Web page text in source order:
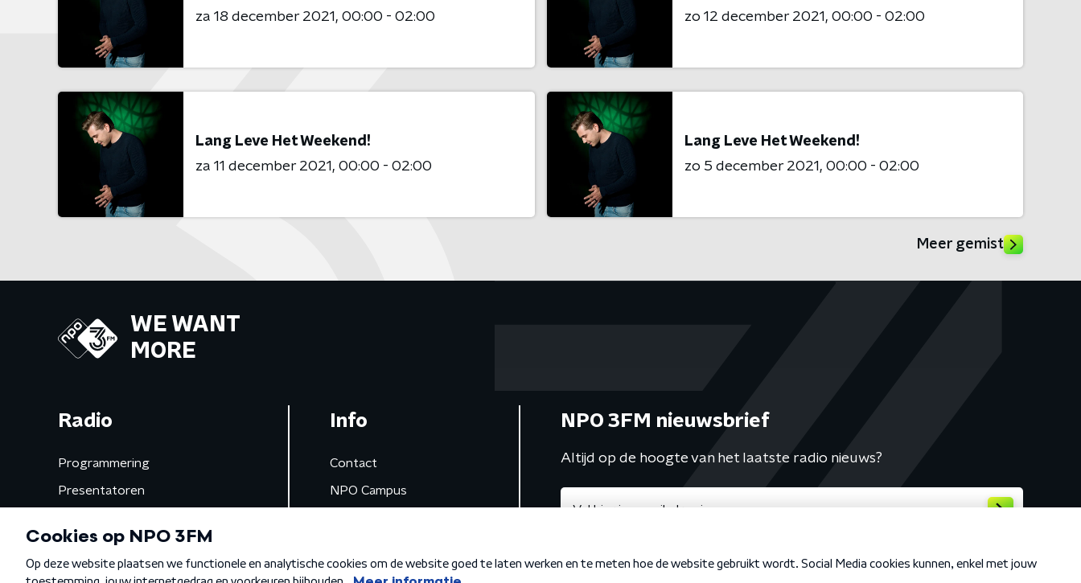
za 18 december 2021
00:00 - 02:00
zo 12 december 2021
00:00 - 02:00
Lang Leve Het Weekend!
za 11 december 2021
00:00 - 02:00
Lang Leve Het Weekend!
zo 5 december 2021
00:00 - 02:00
Meer gemist
WE WANT
MORE
Radio
Programmering
Presentatoren
Gemist
Info
Contact
NPO Campus
NPO 3FM nieuwsbrief
Altijd op de hoogte van het laatste radio nieuws?